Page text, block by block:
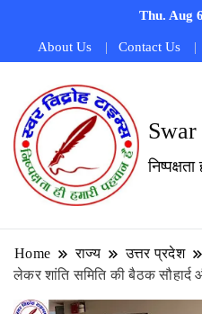
Thu. Aug
About Us Contact Us
Home राज्य उत्तर प्रदेश
लेकर शांति समिति की बैठक